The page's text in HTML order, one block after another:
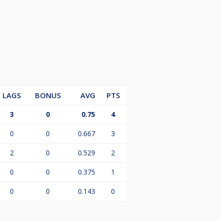
LAGS BONUS AVG
PTS
3 0 0.75 4
0 0 0.667 3
2 0 0.529 2
0 0 0.375 1
0 0 0.143 0